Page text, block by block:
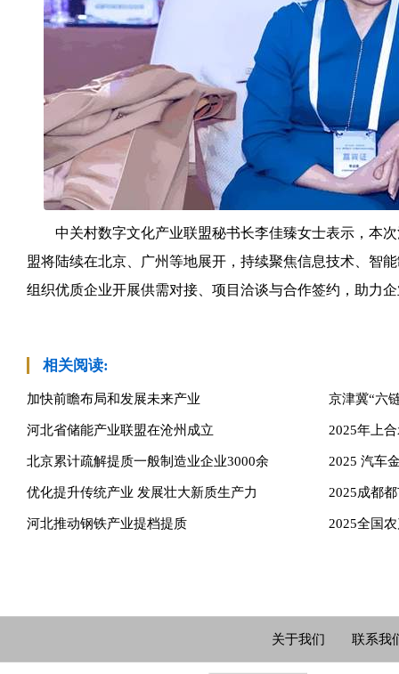
中关村数字文化产业联盟秘书长李佳臻女士表示，本
盟将陆续在北京、广州等地展开，持续聚焦信息技术、智
组织优质企业开展供需对接、项目洽谈与合作签约，助力
相关阅读:
加快前瞻布局和发展未来产业 京津冀“六
河北省储能产业联盟在沧州成立 2025年上
北京累计疏解提质一般制造业企业3000余 2025 汽车
优化提升传统产业 发展壮大新质生产力 2025成都
河北推动钢铁产业提档提质 2025全国
关于我们 联系我